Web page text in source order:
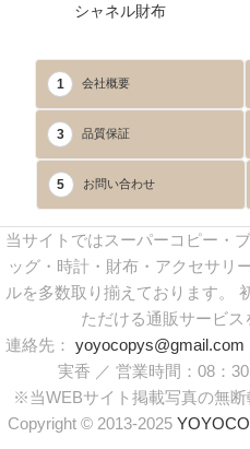
シャネル財布
1 会社概要
3 品質保証
5 お問い合わせ
当サイトではスーパーコピー・
ッグ・時計・財布・アクセサリ
ルを多数取り揃えております。
ただける通販サービス
連絡先： yoyocopys@gmail.com
実香 ／ 営業時間：08：
※当WEBサイト掲載写真の無断
Copyright © 2013-2025